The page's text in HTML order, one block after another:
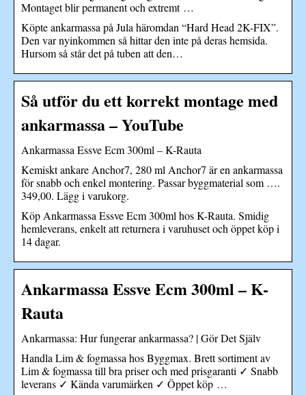
Montaget blir permanent och extremt …
Köpte ankarmassa på Jula häromdan “Hard Head 2K-FIX”.
Den var nyinkommen så hittar den inte på deras hemsida.
Hursom så står det på tuben att den…
Så utför du ett korrekt montage med
ankarmassa – YouTube
Ankarmassa Essve Ecm 300ml – K-Rauta
Kemiskt ankare Anchor7, 280 ml Anchor7 är en ankarmassa
för snabb och enkel montering. Passar byggmaterial som ….
349,00. Lägg i varukorg.
Köp Ankarmassa Essve Ecm 300ml hos K-Rauta. Smidig
hemleverans, enkelt att returnera i varuhuset och öppet köp i
14 dagar.
Ankarmassa Essve Ecm 300ml – K-
Rauta
Ankarmassa: Hur fungerar ankarmassa? | Gör Det Själv
Handla Lim & fogmassa hos Byggmax. Brett sortiment av
Lim & fogmassa till bra priser och med prisgaranti ✓ Snabb
leverans ✓ Kända varumärken ✓ Öppet köp …